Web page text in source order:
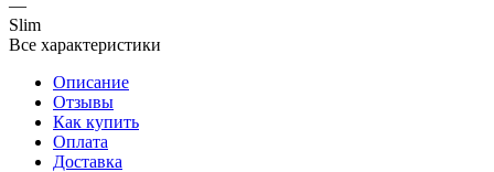
—
Slim
Все характеристики
Описание
Отзывы
Как купить
Оплата
Доставка